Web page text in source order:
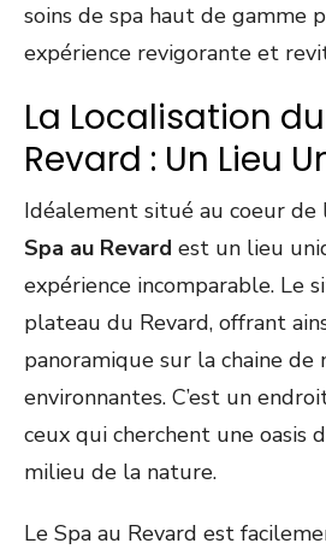
soins de spa haut de gamme
expérience revigorante et
La Localisation
Revard : Un Lieu
Idéalement situé au coeur de
Spa au Revard est un lieu
expérience incomparable. Le
plateau du Revard, offrant
panoramique sur la chaine de
environnantes. C’est un
ceux qui cherchent une oasis
milieu de la nature.
Le Spa au Revard est